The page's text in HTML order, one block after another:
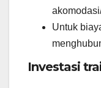
Untuk
Investasi